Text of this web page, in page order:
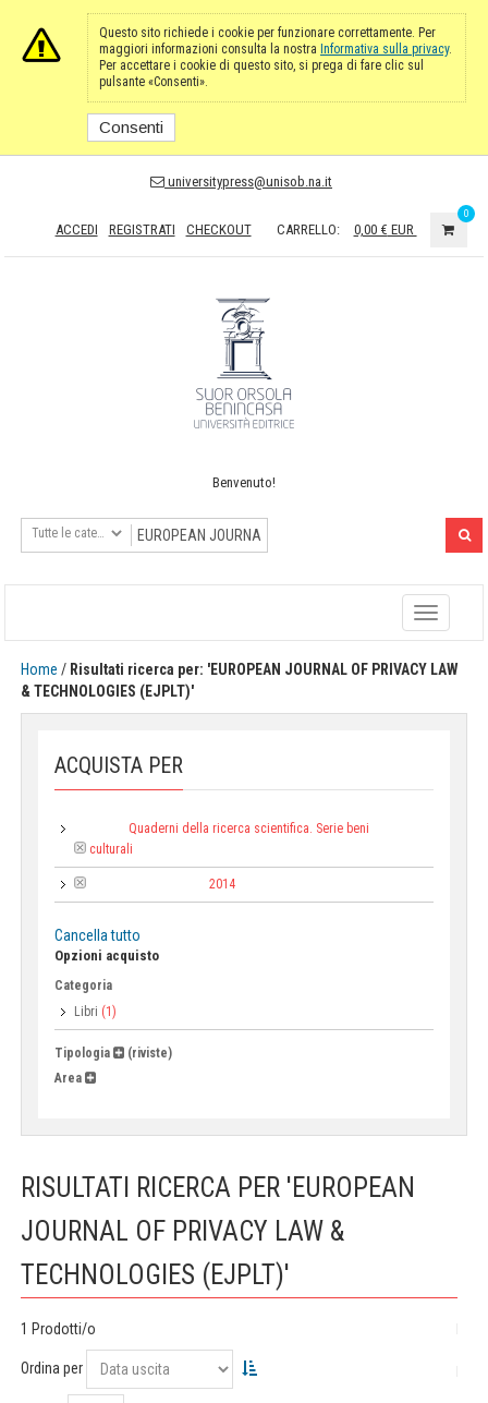
Questo sito richiede i cookie per funzionare correttamente. Per
maggiori informazioni consulta la nostra Informativa sulla privacy.
Per accettare i cookie di questo sito, si prega di fare clic sul
pulsante «Consenti».
Consenti
universitypress@unisob.na.it
ACCEDI REGISTRATI CHECKOUT CARRELLO: 0,00 € EUR
0
Benvenuto!
Toggle
navigation
Home / Risultati ricerca per: 'EUROPEAN JOURNAL OF PRIVACY LAW
& TECHNOLOGIES (EJPLT)'
ACQUISTA PER
Quaderni della ricerca scientifica. Serie beni
culturali
2014
Cancella tutto
Opzioni acquisto
Categoria
Libri (1)
Tipologia
(riviste)
Area
RISULTATI RICERCA PER 'EUROPEAN
JOURNAL OF PRIVACY LAW &
TECHNOLOGIES (EJPLT)'
1 Prodotti/o
Ordina per